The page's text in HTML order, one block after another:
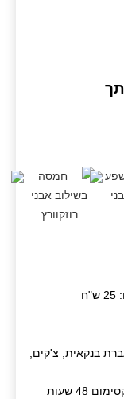
בנקאית, צ'קים,
• זמן הספקה: ההזמנה תשלח בדואר רשום במקסימום 48 שעות